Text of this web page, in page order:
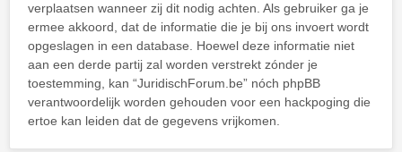
verplaatsen wanneer zij dit nodig achten. Als gebruiker ga je
ermee akkoord, dat de informatie die je bij ons invoert wordt
opgeslagen in een database. Hoewel deze informatie niet
aan een derde partij zal worden verstrekt zónder je
toestemming, kan “JuridischForum.be” nóch phpBB
verantwoordelijk worden gehouden voor een hackpoging die
ertoe kan leiden dat de gegevens vrijkomen.